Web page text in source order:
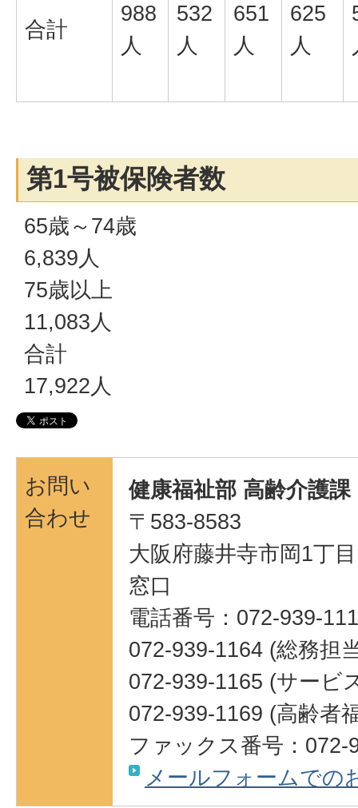
合計
988
人
532
人
651
人
625
人
第1号被保険者数
65歳～74歳
6,839人
75歳以上
11,083人
合計
17,922人
お問い
合わせ
健康福祉部 高齢介護課
〒583-8583
大阪府藤井寺市岡1丁
窓口
電話番号：072-939-
072-939-1164 (総務担
072-939-1165 (サービ
072-939-1169 (高齢者
ファックス番号：072-
メールフォームでの